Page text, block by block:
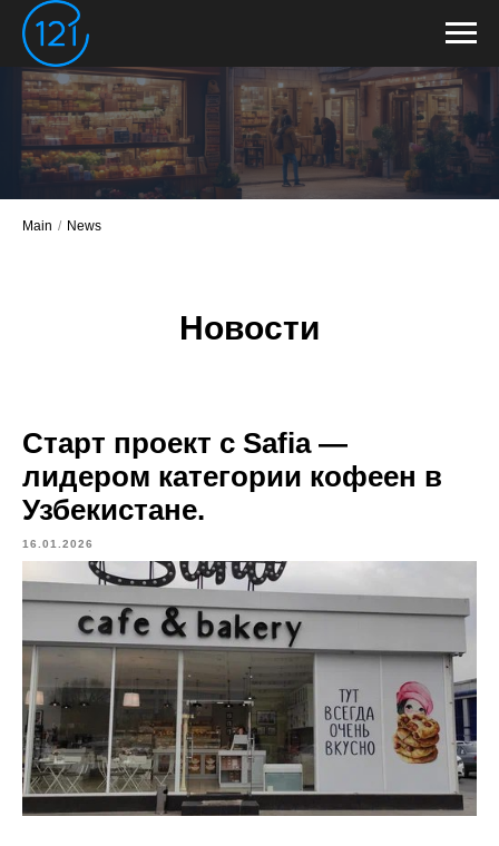
Main / News
Новости
Старт проект с Safia —
лидером категории кофеен в
Узбекистане.
16.01.2026